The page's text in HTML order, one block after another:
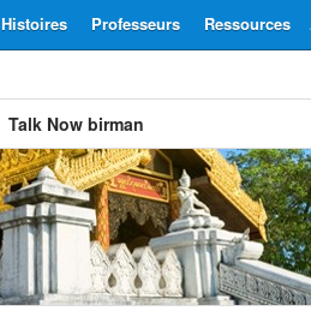
Ressources
Professeurs
Histoires
Talk Now birman